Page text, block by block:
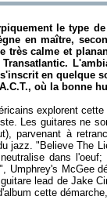
le type
en maître,
très calme et
s'inscrit en quelque
où la bonne
explorent
Les guitares ne
parvenant à
jazz. "Believe The
neutralise dans
Umphrey's McGee
lead de Jake